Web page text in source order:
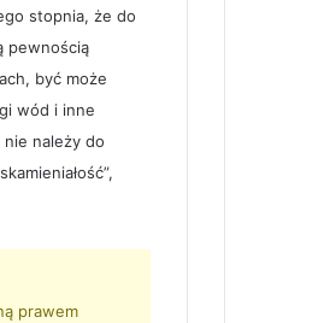
stopnia, że do
pewnością
być może
wód i inne
należy do
prawem